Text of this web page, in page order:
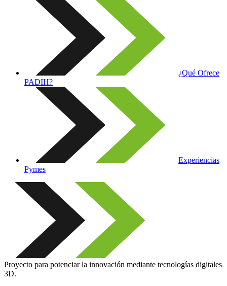
¿Qué Ofrece
PADIH?
Experiencias
Pymes
Proyecto para potenciar la innovación mediante tecnologías digitales
3D.